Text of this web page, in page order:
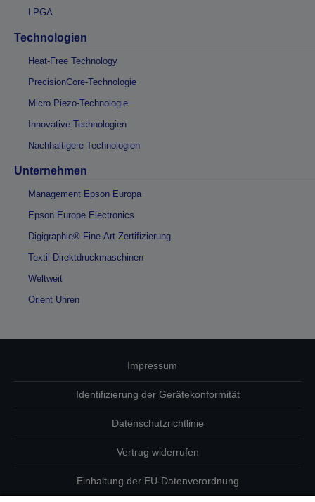
LPGA
Technologien
Heat-Free Technology
PrecisionCore-Technologie
Micro Piezo-Technologie
Innovative Technologien
Nachhaltigere Technologien
Unternehmen
Management Epson Europa
Epson Europe Electronics
Digigraphie® Fine-Art-Zertifizierung
Textil-Direktdruckmaschinen
Weltweit
Orient Uhren
Impressum
Identifizierung der Gerätekonformität
Datenschutzrichtlinie
Vertrag widerrufen
Einhaltung der EU-Datenverordnung